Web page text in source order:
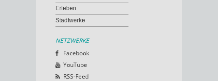
Erleben
Stadtwerke
NETZWERKE
Facebook
YouTube
RSS-Feed